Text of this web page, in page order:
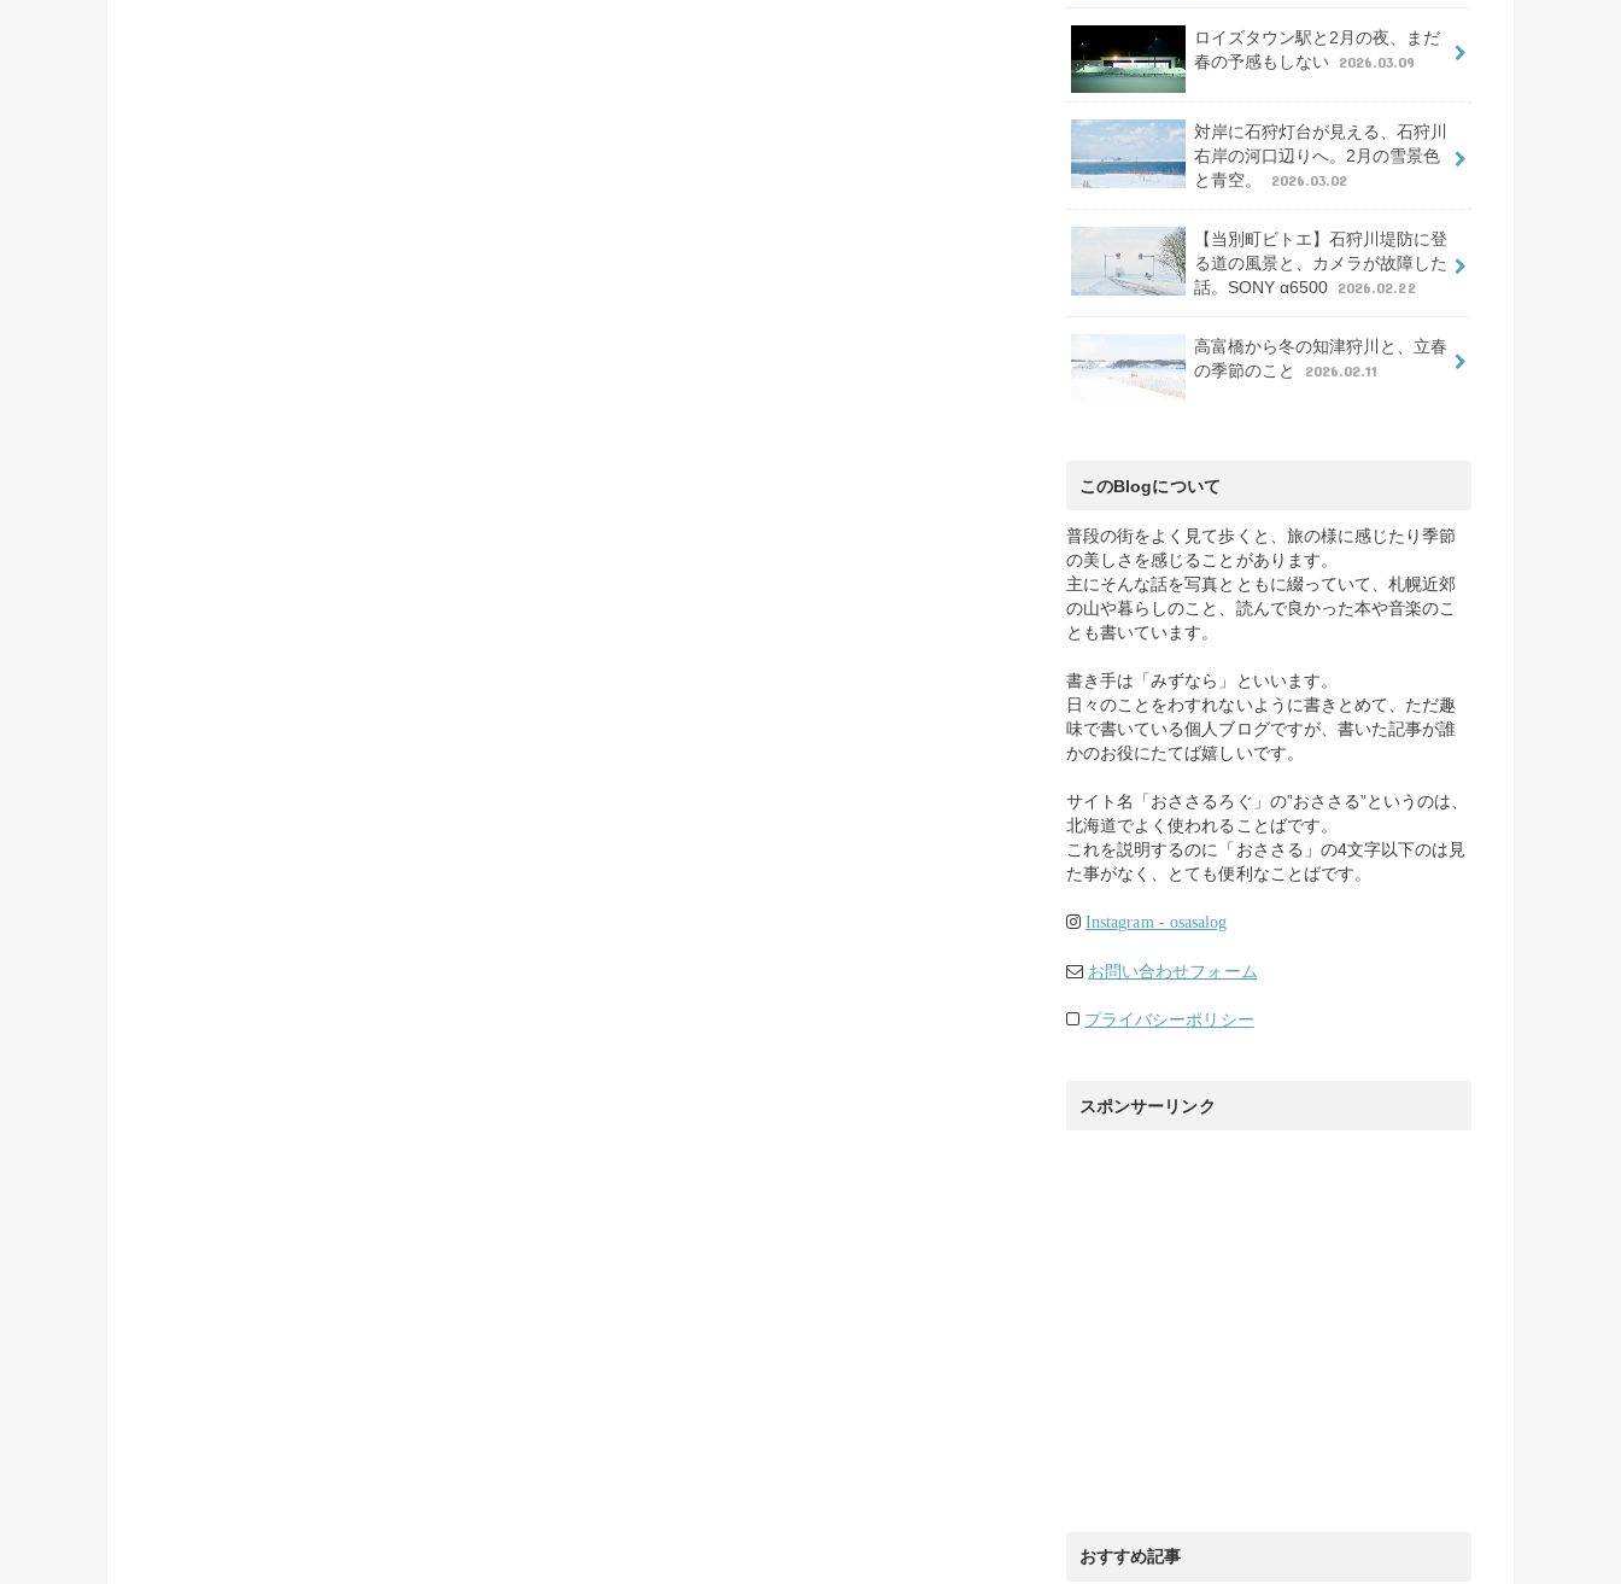
ロイズタウン駅と2月の夜、まだ
春の予感もしない 2026.03.09
対岸に石狩灯台が見える、石狩川
右岸の河口辺りへ。2月の雪景色
と青空。
2026.03.02
【当別町ビトエ】石狩川堤防に登
る道の風景と、カメラが故障した
話。SONY α6500 2026.02.22
高富橋から冬の知津狩川と、立春
の季節のこと
2026.02.11
このBlogについて
普段の街をよく見て歩くと、旅の様に感じたり季節
の美しさを感じることがあります。
主にそんな話を写真とともに綴っていて、札幌近郊
の山や暮らしのこと、読んで良かった本や音楽のこ
とも書いています。
書き手は「みずなら」といいます。
日々のことをわすれないように書きとめて、ただ趣
味で書いている個人ブログですが、書いた記事が誰
かのお役にたてば嬉しいです。
サイト名「おささるろぐ」の”おささる”というのは、
北海道でよく使われることばです。
これを説明するのに「おささる」の4文字以下のは見
た事がなく、とても便利なことばです。
Instagram - osasalog
お問い合わせフォーム
プライバシーポリシー
スポンサーリンク
おすすめ記事